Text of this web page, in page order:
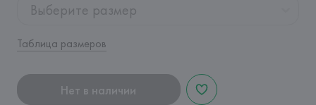
Выберите размер
Таблица размеров
Нет в наличии